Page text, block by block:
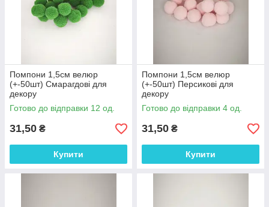
Помпони 1,5см велюр
(+-50шт) Смарагдові для
декору
Готово до відправки 12 од.
31,50 ₴
Купити
Помпони 1,5см велюр
(+-50шт) Персикові для
декору
Готово до відправки 4 од.
31,50 ₴
Купити